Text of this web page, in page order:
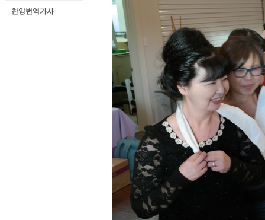
찬양번역가사